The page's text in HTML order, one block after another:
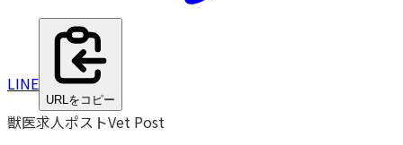
LINE
URLをコピー
獣医求人ポストVet Post